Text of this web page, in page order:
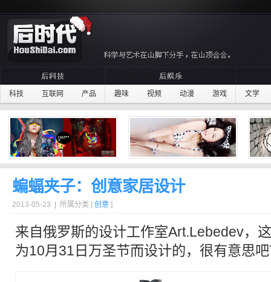
科技 互联网 产品 趣味 视频 动漫 游戏 文学
蝙蝠夹子：创意家居设计
2013-05-23 | 所属分类 [ 创意 ]
来自俄罗斯的设计工作室Art.Lebedev，
为10月31日 万圣节而设计的，很有意思